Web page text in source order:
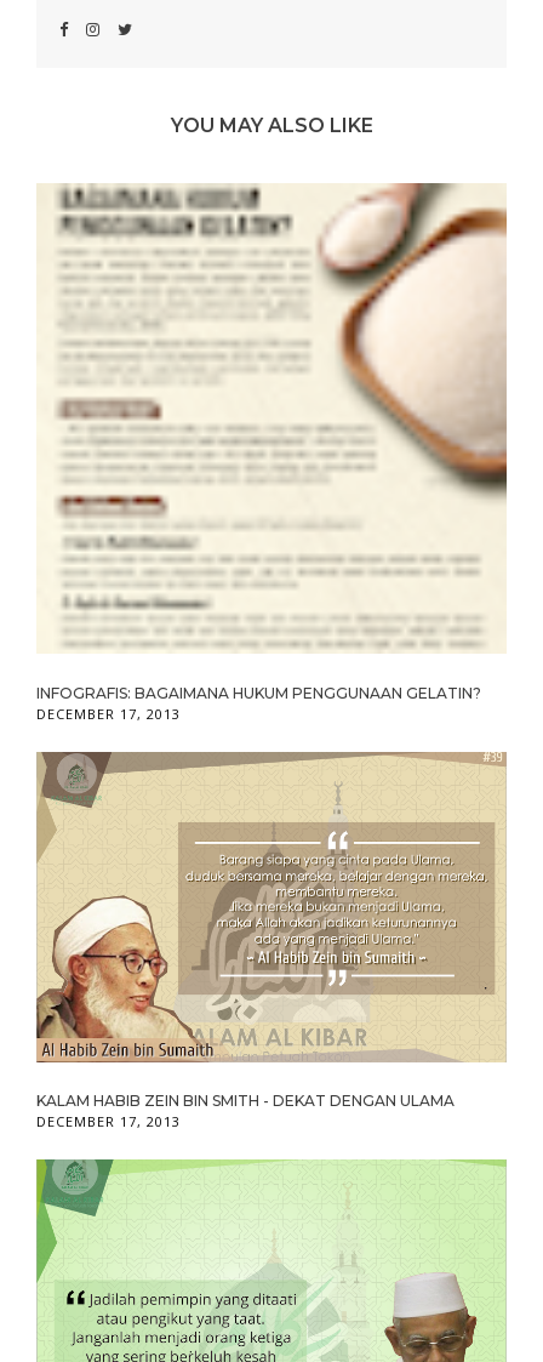
YOU MAY ALSO LIKE
INFOGRAFIS: BAGAIMANA HUKUM PENGGUNAAN GELATIN?
DECEMBER 17, 2013
KALAM HABIB ZEIN BIN SMITH - DEKAT DENGAN ULAMA
DECEMBER 17, 2013